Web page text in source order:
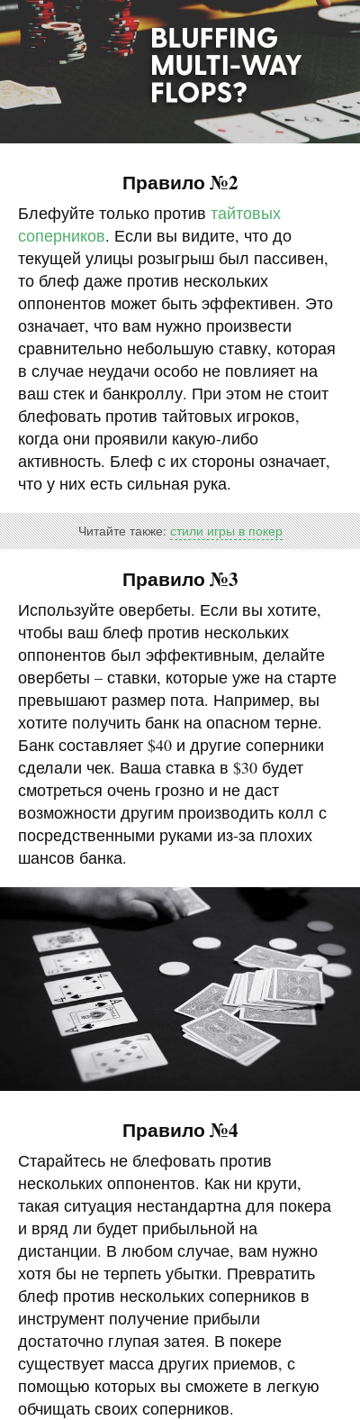
Правило №2
Блефуйте только против тайтовых
соперников. Если вы видите, что до
текущей улицы розыгрыш был пассивен,
то блеф даже против нескольких
оппонентов может быть эффективен. Это
означает, что вам нужно произвести
сравнительно небольшую ставку, которая
в случае неудачи особо не повлияет на
ваш стек и банкроллу. При этом не стоит
блефовать против тайтовых игроков,
когда они проявили какую-либо
активность. Блеф с их стороны означает,
что у них есть сильная рука.
Читайте также:стили игры в покер
Правило №3
Используйте овербеты. Если вы хотите,
чтобы ваш блеф против нескольких
оппонентов был эффективным, делайте
овербеты – ставки, которые уже на старте
превышают размер пота. Например, вы
хотите получить банк на опасном терне.
Банк составляет $40 и другие соперники
сделали чек. Ваша ставка в $30 будет
смотреться очень грозно и не даст
возможности другим производить колл с
посредственными руками из-за плохих
шансов банка.
Правило №4
Старайтесь не блефовать против
нескольких оппонентов. Как ни крути,
такая ситуация нестандартна для покера
и вряд ли будет прибыльной на
дистанции. В любом случае, вам нужно
хотя бы не терпеть убытки. Превратить
блеф против нескольких соперников в
инструмент получение прибыли
достаточно глупая затея. В покере
существует масса других приемов, с
помощью которых вы сможете в легкую
обчищать своих соперников.